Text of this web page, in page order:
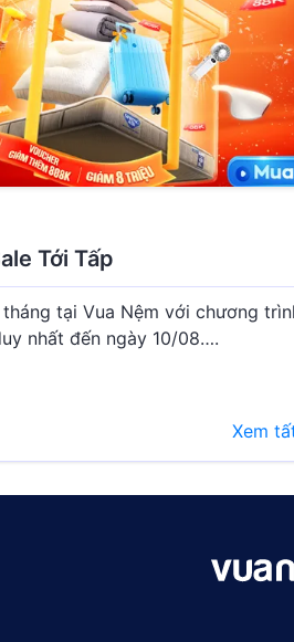
Tới Tấp
tại Vua Nệm với chương
nhất đến ngày 10/08….
Xem